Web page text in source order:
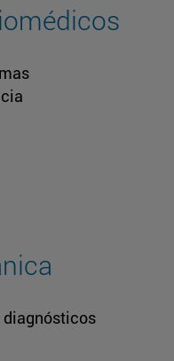
diagnósticos